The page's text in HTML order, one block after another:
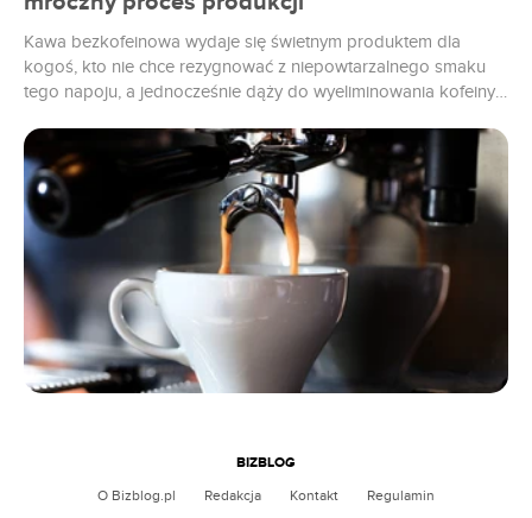
Kawa bezkofeinowa wydaje się świetnym produktem dla
kogoś, kto nie chce rezygnować z niepowtarzalnego smaku
tego napoju, a jednocześnie dąży do wyeliminowania kofeiny
jednak taki, że zazwyczaj uzyskuje się ją w bardzo niezdrowym
chemicznym procesie, a jego kluczowym elementem jest
rozpuszczalnik znany jako dichlorometan, który może...
BIZBLOG
O Bizblog.pl Redakcja Kontakt
Regulamin